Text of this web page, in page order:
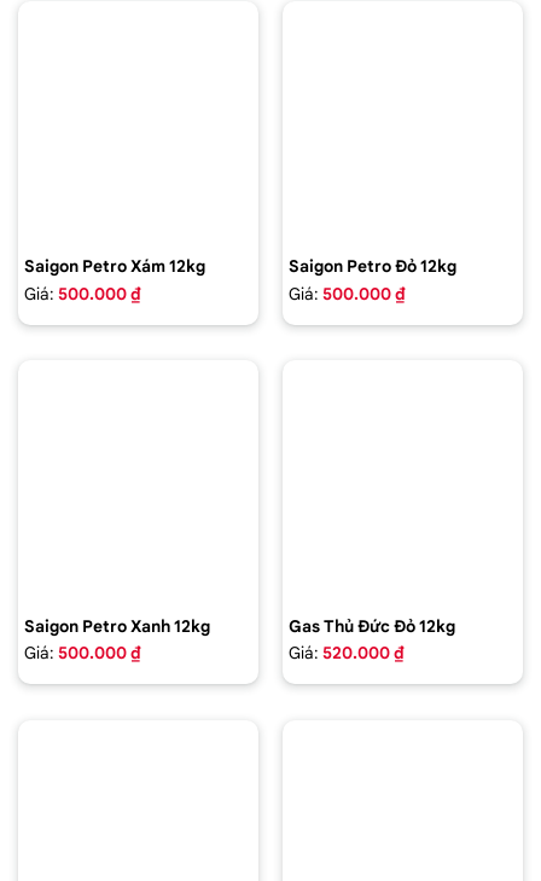
Saigon Petro Xám 12kg
Giá: 500.000 ₫
Saigon Petro Đỏ 12kg
Giá: 500.000 ₫
Saigon Petro Xanh 12kg
Giá: 500.000 ₫
Gas Thủ Đức Đỏ 12kg
Giá: 520.000 ₫